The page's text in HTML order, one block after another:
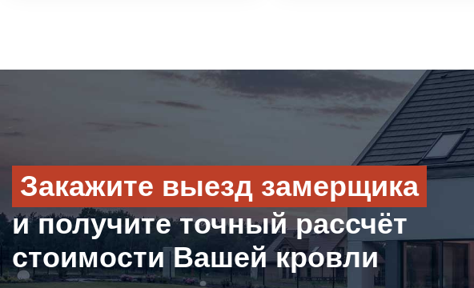
Закажите выезд замерщика
и получите точный рассчёт
стоимости Вашей кровли